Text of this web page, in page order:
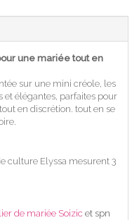
une mariée tout en
sur une mini créole, les
et élégantes, parfaites pour
en discrétion. tout en se
culture Elyssa mesurent 3
de mariée Soizic et spn